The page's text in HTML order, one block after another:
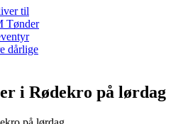
til
Tønder
dårlige
i Rødekro på lørdag